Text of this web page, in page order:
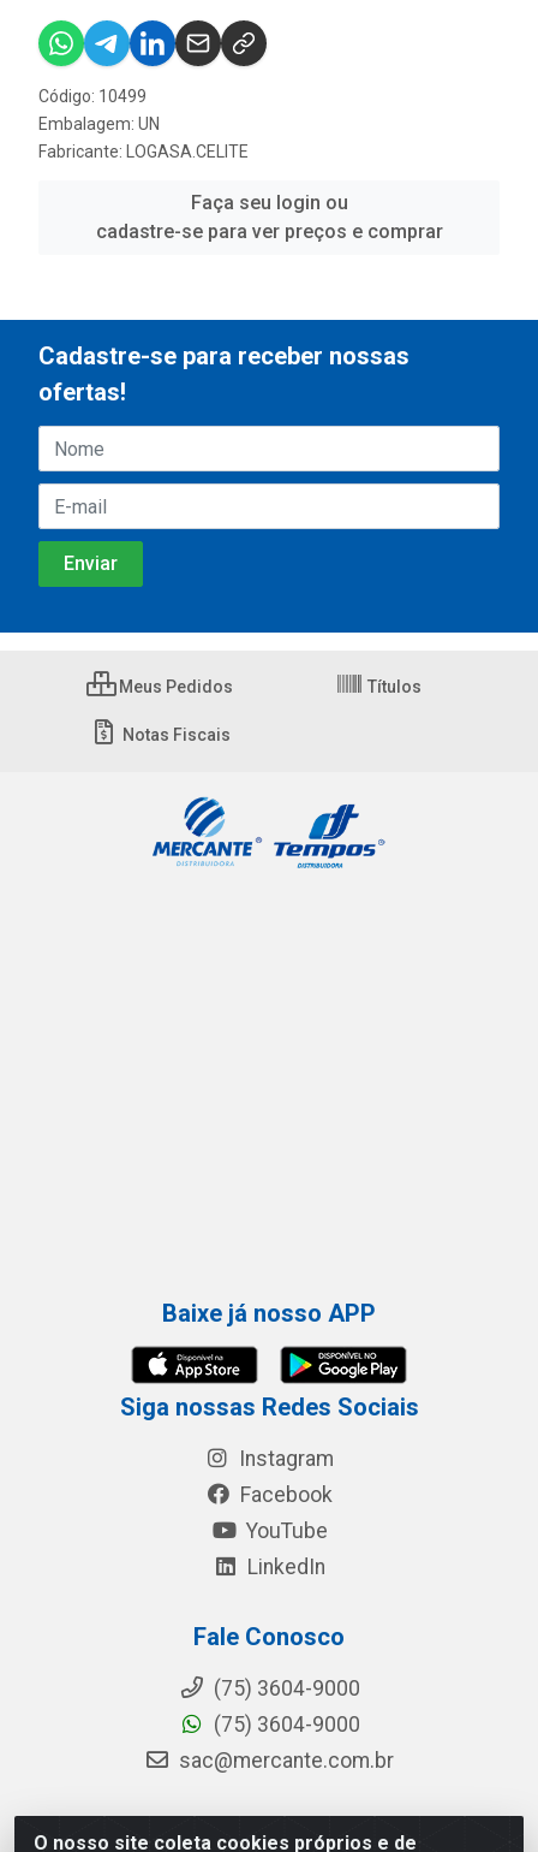
Código: 10499
Embalagem: UN
Fabricante:
LOGASA.CELITE
Faça seu login ou
cadastre-se para ver preços e comprar
O nosso site coleta cookies próprios e de
Cadastre-se para receber nossas
ofertas!
Meus Pedidos Títulos
Notas Fiscais
Baixe já nosso APP
Siga nossas Redes Sociais
Instagram
Facebook
YouTube
LinkedIn
Fale Conosco
(75) 3604-9000
(75) 3604-9000
sac@mercante.com.br